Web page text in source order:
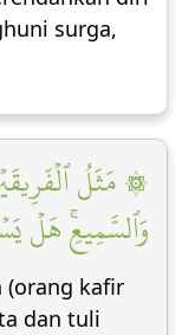
surga,
۞ مَثَلُ
وَٱلسَّمِيعِۚ هَلۡ
(orang kafir
dan tuli